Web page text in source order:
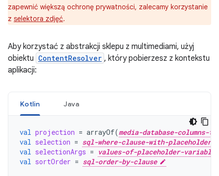
zapewnić większą ochronę prywatności, zalecamy korzystanie
z selektora zdjęć.
Aby korzystać z abstrakcji sklepu z multimediami, użyj
obiektu ContentResolver , który pobierzesz z kontekstu
aplikacji:
Kotlin Java
val projection = arrayOf(media-database-columns-
val selection = sql-where-clause-with-placeholder-
val selectionArgs = values-of-placeholder-variables
val sortOrder = sql-order-by-clause